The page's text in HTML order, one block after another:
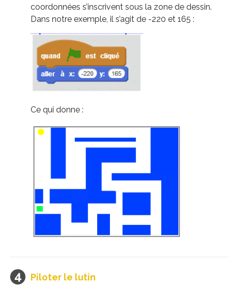
coordonnées s’inscrivent sous la zone de dessin.
Dans notre exemple, il s’agit de -220 et 165 :
Ce qui donne :
Piloter le lutin